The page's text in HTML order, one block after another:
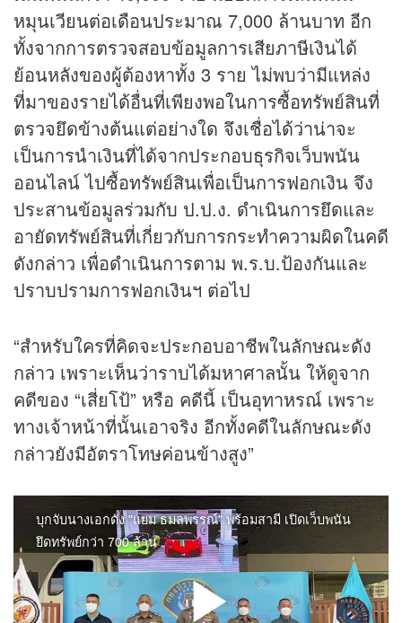
หมุนเวียนต่อเดือนประมาณ 7,000 ล้านบาท อีก
ทั้งจากการตรวจสอบข้อมูลการเสียภาษีเงินได้
ย้อนหลังของผู้ต้องหาทั้ง 3 ราย ไม่พบว่ามีแหล่ง
ที่มาของรายได้อื่นที่เพียงพอในการซื้อทรัพย์สินที่
ตรวจยึดข้างต้นแต่อย่างใด จึงเชื่อได้ว่าน่าจะ
เป็นการนำเงินที่ได้จากประกอบธุรกิจเว็บพนัน
ออนไลน์ ไปซื้อทรัพย์สินเพื่อเป็นการฟอกเงิน จึง
ประสานข้อมูลร่วมกับ ป.ป.ง. ดำเนินการยึดและ
อายัดทรัพย์สินที่เกี่ยวกับการกระทำความผิดในคดี
ดังกล่าว เพื่อดำเนินการตาม พ.ร.บ.ป้องกันและ
ปราบปรามการฟอกเงินฯ ต่อไป
“สำหรับใครที่คิดจะประกอบอาชีพในลักษณะดัง
กล่าว เพราะเห็นว่าราบได้มหาศาลนั้น ให้ดูจาก
คดีของ “เสี่ยโป้” หรือ คดีนี้ เป็นอุทาหรณ์ เพราะ
ทางเจ้าหน้าที่นั้นเอาจริง อีกทั้งคดีในลักษณะดัง
กล่าวยังมีอัตราโทษค่อนข้างสูง”